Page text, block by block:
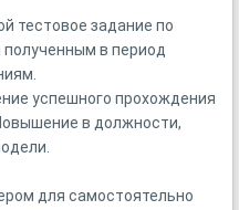
тестовое задание по
в период
успешного прохождения
в должности,
для самостоятельно